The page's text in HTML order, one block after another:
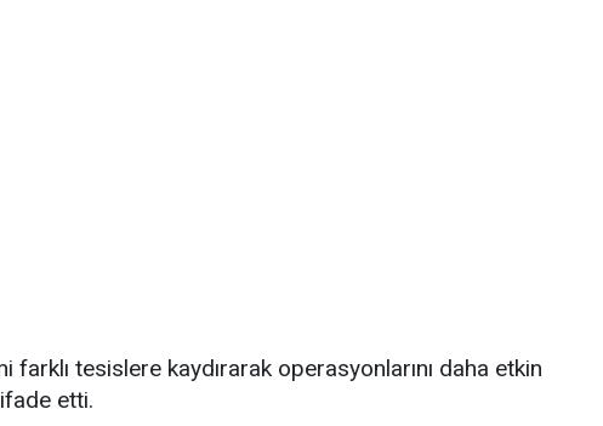
farklı tesislere kaydırarak operasyonlarını daha etkin
etti.